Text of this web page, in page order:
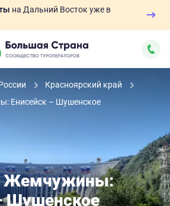
на Дальний Восток уже в
Красноярский край
Енисейск – Шушенское
Жемчужины:
Шушенское